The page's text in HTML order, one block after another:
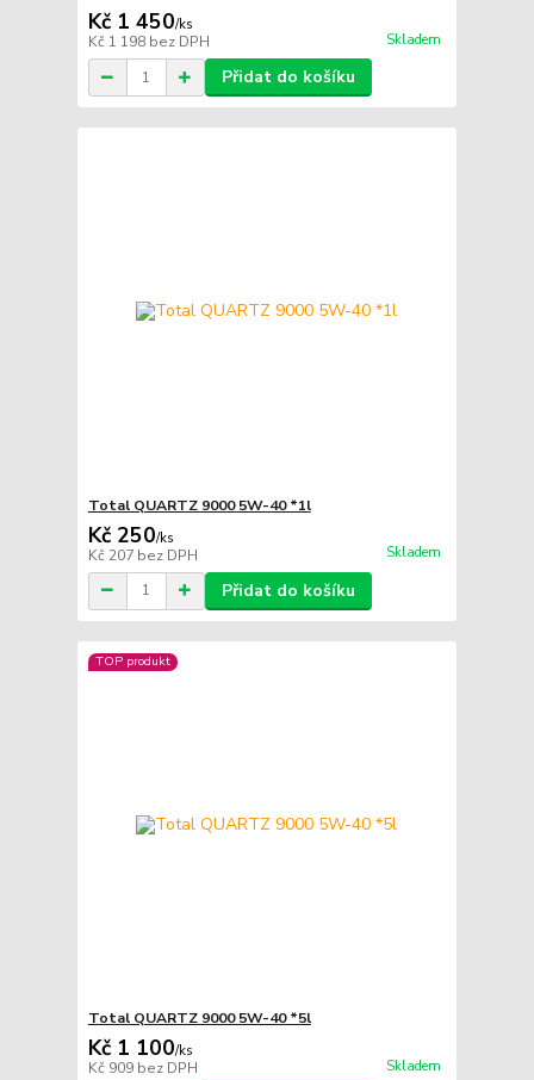
Kč 1 450/ks
Kč 1 198 bez DPH Skladem
Přidat do košíku
Total QUARTZ 9000 5W-40 *1l
Kč 250/ks
Kč 207 bez DPH Skladem
Přidat do košíku
TOP produkt
Total QUARTZ 9000 5W-40 *5l
Kč 1 100/ks
Kč 909 bez DPH Skladem